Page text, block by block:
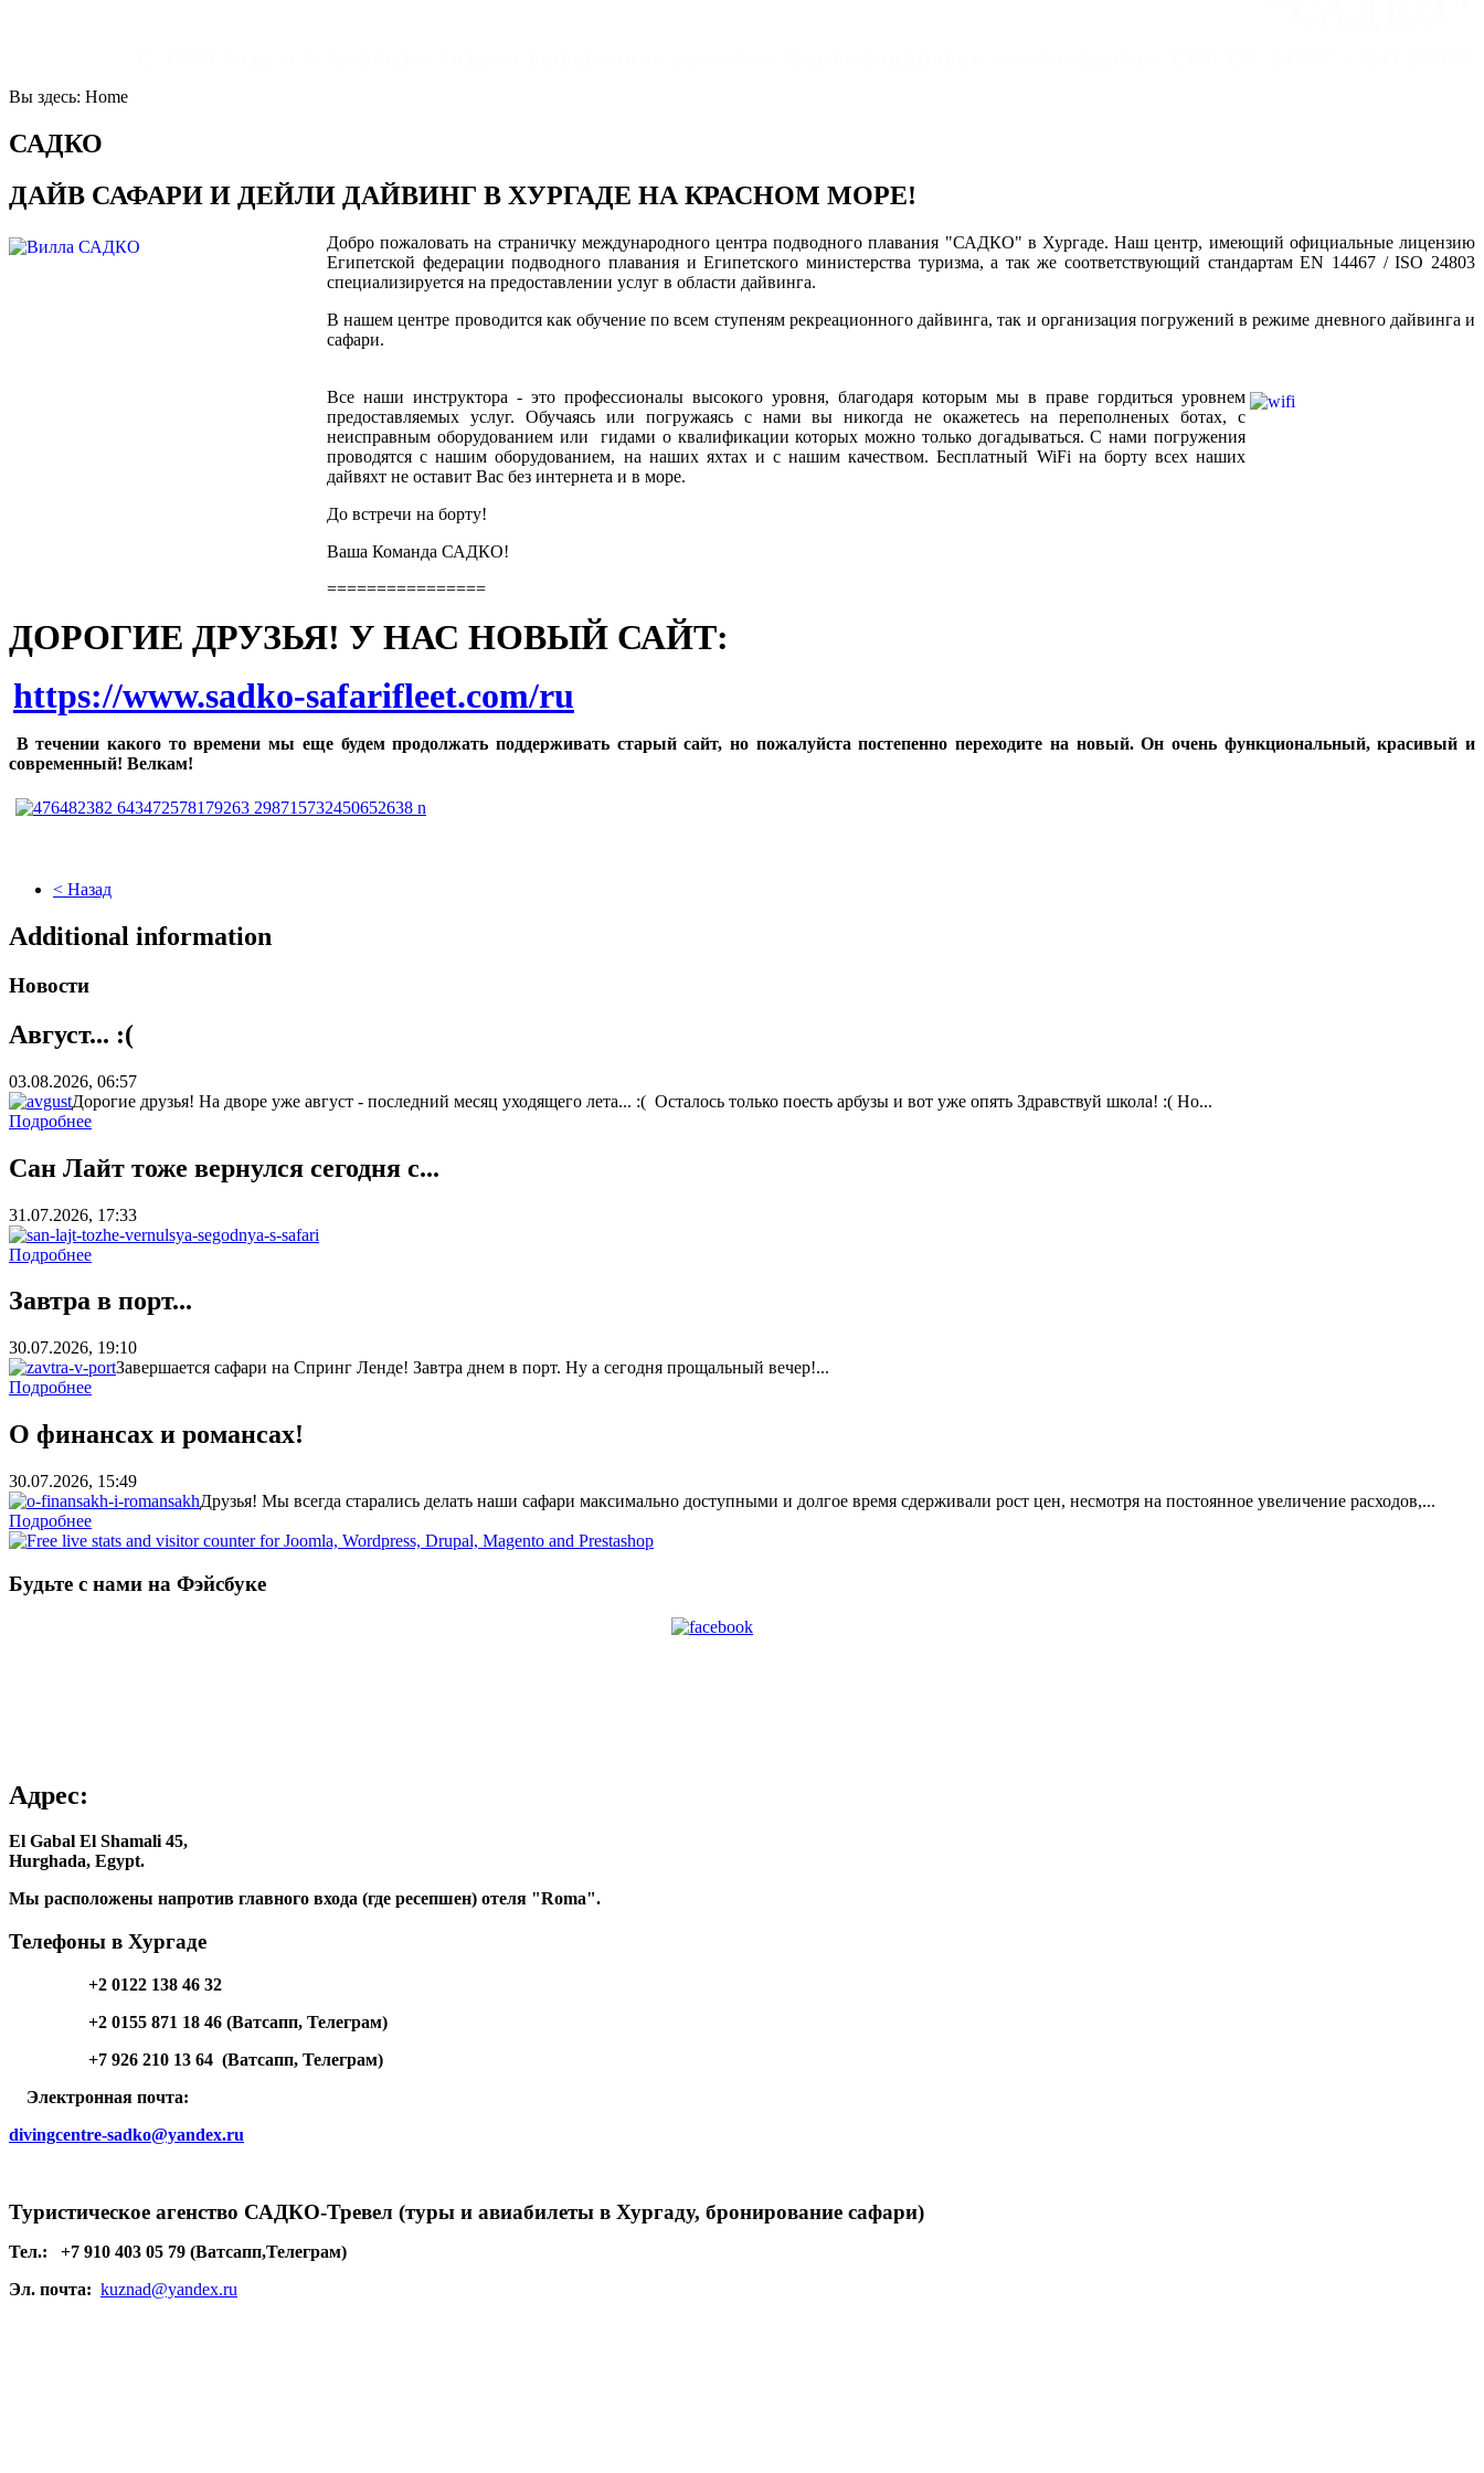
Вы здесь: Home
САДКО
ДАЙВ САФАРИ И ДЕЙЛИ ДАЙВИНГ В ХУРГАДЕ НА КРАСНОМ МОРЕ!
Добро пожаловать на страничку международного центра подводного плавания "САДКО" в Хургаде. Наш центр, имеющий официальные лицензию
Египетской федерации подводного плавания и Египетского министерства туризма, а так же соответствующий стандартам EN 14467 / ISO 24803
специализируется на предоставлении услуг в области дайвинга.
В нашем центре проводится как обучение по всем ступеням рекреационного дайвинга, так и организация погружений в режиме дневного дайвинга и
сафари.
Все наши инструктора - это профессионалы высокого уровня, благодаря которым мы в праве гордиться уровнем
предоставляемых услуг. Обучаясь или погружаясь с нами вы никогда не окажетесь на переполненых ботах, с
неисправным оборудованием или гидами о квалификации которых можно только догадываться. С нами погружения
проводятся с нашим оборудованием, на наших яхтах и с нашим качеством. Бесплатный WiFi на борту всех наших
дайвяхт не оставит Вас без интернета и в море.
До встречи на борту!
Ваша Команда САДКО!
================
ДОРОГИЕ ДРУЗЬЯ! У НАС НОВЫЙ САЙТ:
https://www.sadko-safarifleet.com/ru
В течении какого то времени мы еще будем продолжать поддерживать старый сайт, но пожалуйста постепенно переходите на новый. Он очень функциональный, красивый и
современный! Велкам!
< Назад
Additional information
Новости
Август... :(
03.08.2026, 06:57
Дорогие друзья! На дворе уже август - последний месяц уходящего лета... :( Осталось только поесть арбузы и вот уже опять Здравствуй школа! :( Но...
Подробнее
Сан Лайт тоже вернулся сегодня с...
31.07.2026, 17:33
Подробнее
Завтра в порт...
30.07.2026, 19:10
Завершается сафари на Спринг Ленде! Завтра днем в порт. Ну а сегодня прощальный вечер!...
Подробнее
О финансах и романсах!
30.07.2026, 15:49
Друзья! Мы всегда старались делать наши сафари максимально доступными и долгое время сдерживали рост цен, несмотря на постоянное увеличение расходов,...
Подробнее
Будьте с нами на Фэйсбуке
Адрес:
El Gabal El Shamali 45,
Hurghada, Egypt.
Мы расположены напротив главного входа (где ресепшен) отеля "Roma".
Телефоны в Хургаде
+2 0122 138 46 32
+2 0155 871 18 46 (Ватсапп, Телеграм)
+7 926 210 13 64 (Ватсапп, Телеграм)
Электронная почта:
divingcentre-sadko@yandex.ru
Туристическое агенство САДКО-Тревел (туры и авиабилеты в Хургаду, бронирование сафари)
Тел.:
+7 910 403 05 79 (Ватсапп,Телеграм)
Эл. почта: kuznad@yandex.ru